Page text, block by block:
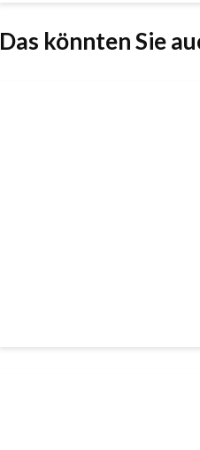
Das könnten Sie